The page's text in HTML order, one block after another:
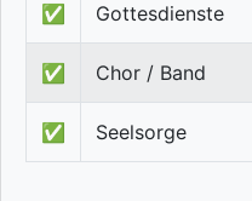
✅ Gottesdienste
✅ Chor / Band
✅ Seelsorge